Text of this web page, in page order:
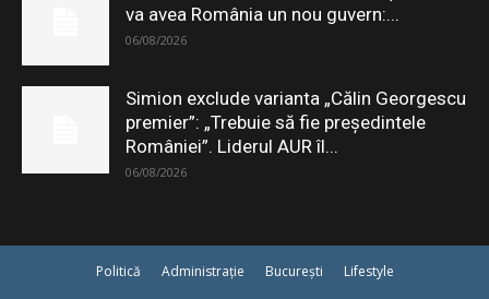
va avea România un nou guvern:...
06/08/2026
Simion exclude varianta „Călin Georgescu
premier”: „Trebuie să fie președintele
României”. Liderul AUR îl...
06/08/2026
Politică Administrație București Lifestyle